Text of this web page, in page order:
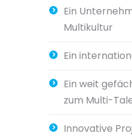
Ein
Multikultur
Ein
Ein weit
zum Multi-
Innovative